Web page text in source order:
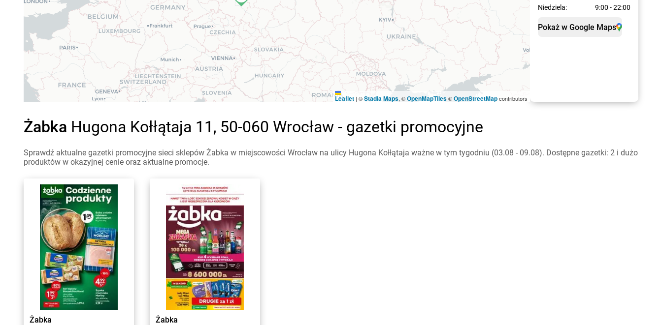
Niedziela:
9:00 - 22:00
Pokaż w Google Maps
Leaflet | ©Stadia Maps, ©OpenMapTiles©OpenStreetMapcontributors
Żabka Hugona Kołłątaja 11, 50-060 Wrocław - gazetki promocyjne
Sprawdź aktualne gazetki promocyjne sieci sklepów Żabka w miejscowości Wrocław na ulicy Hugona Kołłątaja ważne w tym tygodniu (03.08 - 09.08). Dostępne gazetki: 2 i dużo
produktów w okazyjnej cenie oraz aktualne promocje.
Żabka Żabka